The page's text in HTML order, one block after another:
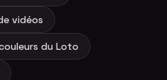
vidéos
du Loto